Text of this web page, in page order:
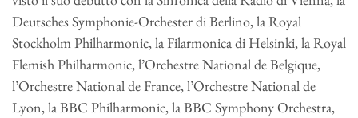
Deutsches Symphonie-Orchester di Berlino, la Royal
Stockholm Philharmonic, la Filarmonica di Helsinki, la Royal
Flemish Philharmonic, l’Orchestre National de Belgique,
l’Orchestre National de France, l’Orchestre National de
Lyon, la BBC Philharmonic, la BBC Symphony Orchestra,